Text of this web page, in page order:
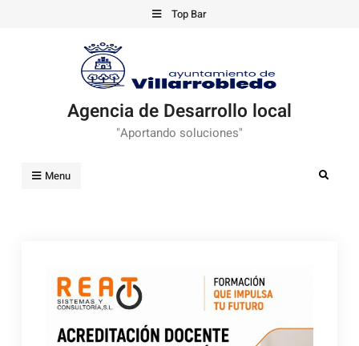
Top Bar
Agencia de Desarrollo local
"Aportando soluciones"
Menu Search